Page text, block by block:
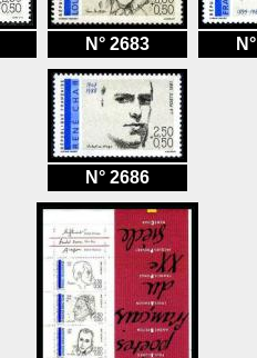
N° 2683
N° 2686